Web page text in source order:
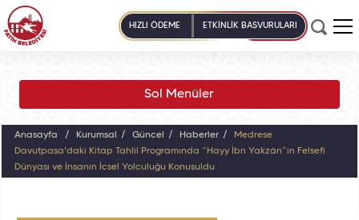
HIZLI ÖDEME ETKİNLİK BAŞVURULARI
Sol Menüler
Anasayfa Kurumsal Güncel Haberler
Medrese
Davutpaşa'daki Kitap Tahlil Programında “Hayy İbn Yakzân”ın Felsefî
Dünyası ve İnsanın İçsel Yolculuğu Konuşuldu